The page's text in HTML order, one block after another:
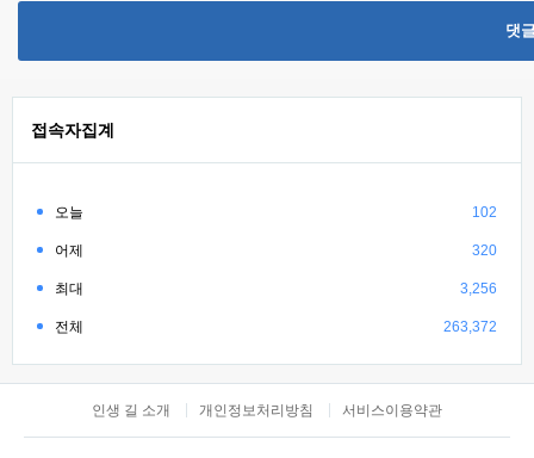
댓
접속자집계
오늘 102
어제 320
최대 3,256
전체 263,372
인생 길 소개 개인정보처리방침 서비스이용약관